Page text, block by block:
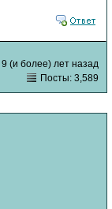
9 (и более) лет назад
Посты: 3,589